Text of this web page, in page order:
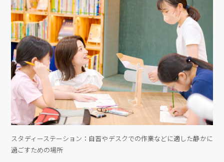
スタディーステーション：自習やデスクでの作業などに適した静かに
過ごすための場所